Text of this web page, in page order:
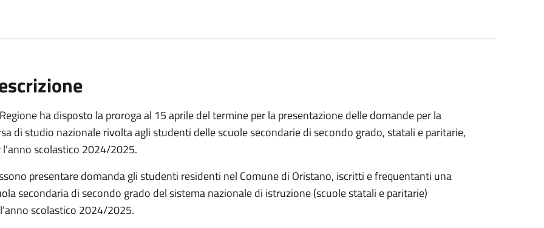
ha disposto la proroga al 15 aprile del termine per la presentazione delle domande per la
di studio nazionale rivolta agli studenti delle scuole secondarie di secondo grado, statali e paritarie,
l’anno scolastico 2024/2025.
presentare domanda gli studenti residenti nel Comune di Oristano, iscritti e frequentanti una
secondaria di secondo grado del sistema nazionale di istruzione (scuole statali e paritarie)
scolastico 2024/2025.